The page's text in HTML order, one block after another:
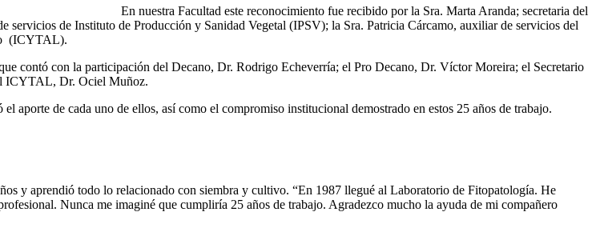
En nuestra Facultad este reconocimiento fue recibido por la Sra. Marta Aranda; secretaria del
de Instituto de Producción y Sanidad Vegetal (IPSV); la Sra. Patricia Cárcamo, auxiliar de servicios del
(ICYTAL).
contó con la participación del Decano, Dr. Rodrigo Echeverría; el Pro Decano, Dr. Víctor Moreira; el Secretario
ICYTAL, Dr. Ociel Muñoz.
de cada uno de ellos, así como el compromiso institucional demostrado en estos 25 años de trabajo.
y aprendió todo lo relacionado con siembra y cultivo. “En 1987 llegué al Laboratorio de Fitopatología. He
Nunca me imaginé que cumpliría 25 años de trabajo. Agradezco mucho la ayuda de mi compañero